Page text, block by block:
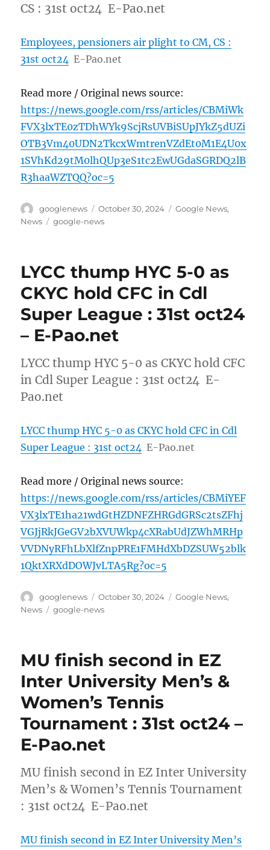
CS : 31st oct24 E-Pao.net
Employees, pensioners air plight to CM, CS :
31st oct24 E-Pao.net
Read more / Original news source:
https://news.google.com/rss/articles/CBMiWk
FVX3lxTE0zTDhWYk9ScjRsUVBiSUpJYkZ5dUZi
OTB3Vm40UDN2TkcxWmtrenVZdEt0M1E4U0x
1SVhKd29tM0lhQUp3eS1tc2EwUGdaSGRDQ2lB
R3haaWZTQQ?oc=5
Author
googlenews
Posted
on
October 30, 2024 Categories
Google News,
News
Tags
google-news
LYCC thump HYC 5-0 as
CKYC hold CFC in Cdl
Super League : 31st oct24
– E-Pao.net
LYCC thump HYC 5-0 as CKYC hold CFC
in Cdl Super League : 31st oct24 E-
Pao.net
LYCC thump HYC 5-0 as CKYC hold CFC in Cdl
Super League : 31st oct24 E-Pao.net
Read more / Original news source:
https://news.google.com/rss/articles/CBMiYEF
VX3lxTE1ha21wdGtHZDNFZHRGdGRSc2tsZFhj
VGJjRkJGeGV2bXVUWkp4cXRabUdJZWhMRHp
VVDNyRFhLbXlfZnpPRE1FMHdXbDZSUW52blk
1QktXRXdDOWJvLTA5Rg?oc=5
Author
googlenews
Posted
on
October 30, 2024 Categories
Google News,
News
Tags
google-news
MU finish second in EZ
Inter University Men’s &
Women’s Tennis
Tournament : 31st oct24 –
E-Pao.net
MU finish second in EZ Inter University
Men’s & Women’s Tennis Tournament
: 31st oct24 E-Pao.net
MU finish second in EZ Inter University Men’s